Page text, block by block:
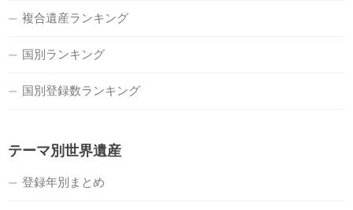
複合遺産ランキング
国別ランキング
国別登録数ランキング
テーマ別世界遺産
登録年別まとめ